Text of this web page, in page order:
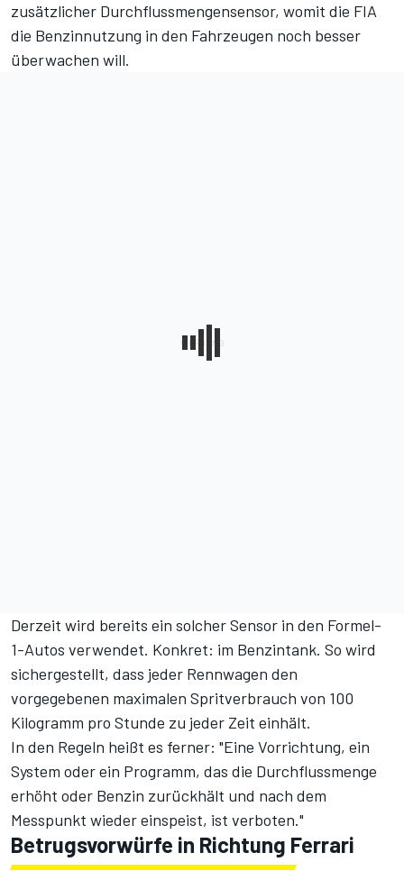
zusätzlicher Durchflussmengensensor, womit die FIA
die Benzinnutzung in den Fahrzeugen noch besser
überwachen will.
Derzeit wird bereits ein solcher Sensor in den Formel-
1-Autos verwendet. Konkret: im Benzintank. So wird
sichergestellt, dass jeder Rennwagen den
vorgegebenen maximalen Spritverbrauch von 100
Kilogramm pro Stunde zu jeder Zeit einhält.
In den Regeln heißt es ferner: "Eine Vorrichtung, ein
System oder ein Programm, das die Durchflussmenge
erhöht oder Benzin zurückhält und nach dem
Messpunkt wieder einspeist, ist verboten."
Betrugsvorwürfe in Richtung Ferrari